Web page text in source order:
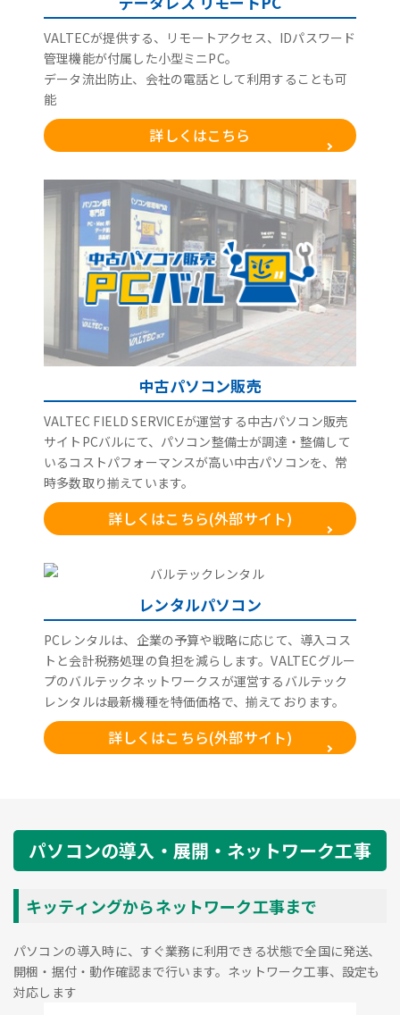
VALTECが提供する、リモートアクセス、IDパスワード
管理機能が付属した小型ミニPC。
データ流出防止、会社の電話として利用することも可
能
詳しくはこちら
中古パソコン販売
VALTEC FIELD SERVICEが運営する中古パソコン販売
サイトPCバルにて、パソコン整備士が調達・整備して
いるコストパフォーマンスが高い中古パソコンを、常
時多数取り揃えています。
詳しくはこちら(外部サイト)
レンタルパソコン
PCレンタルは、企業の予算や戦略に応じて、導入コス
トと会計税務処理の負担を減らします。VALTECグルー
プのバルテックネットワークスが運営するバルテック
レンタルは最新機種を特価価格で、揃えております。
詳しくはこちら(外部サイト)
パソコンの導入・展開・ネットワーク工事
キッティングからネットワーク工事まで
パソコンの導入時に、すぐ業務に利用できる状態で全国に発送、
開梱・据付・動作確認まで行います。ネットワーク工事、設定も
対応します